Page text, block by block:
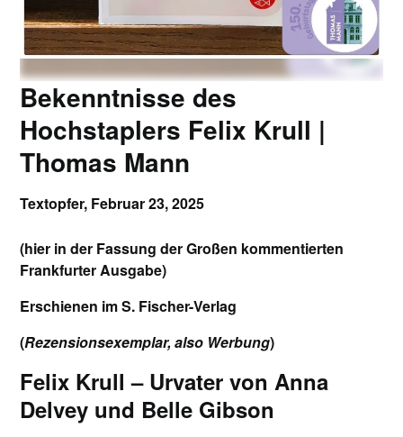
Bekenntnisse des
Hochstaplers Felix Krull |
Thomas Mann
Textopfer, Februar 23, 2025
(hier in der Fassung der Großen kommentierten
Frankfurter Ausgabe)
Erschienen im S. Fischer-Verlag
(Rezensionsexemplar, also Werbung)
Felix Krull – Urvater von Anna
Delvey und Belle Gibson